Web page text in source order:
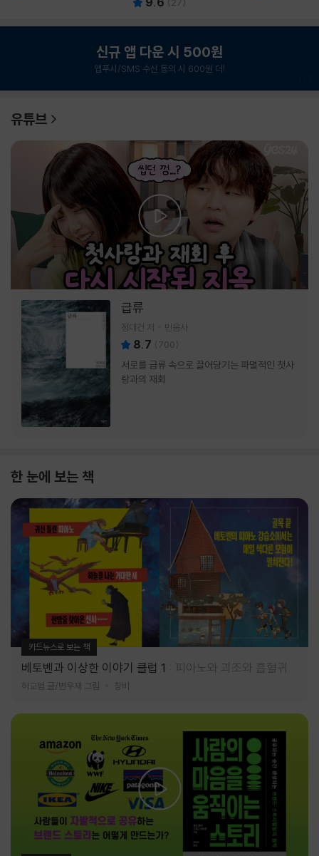
신규 앱 다운 시 500원
앱푸시/SMS 수신 동의 시 600원 더!
유튜브
급류
정대건 저 민음사
8.7 (700)
서로를 급류 속으로 끌어당기는 파멸적인 첫사
랑과의 재회
한 눈에 보는 책
카드뉴스로 보는 책
베토벤과 이상한 이야기 클럽 1 피아노와 괴조와 흡혈귀
허교범 글/변우재 그림 창비